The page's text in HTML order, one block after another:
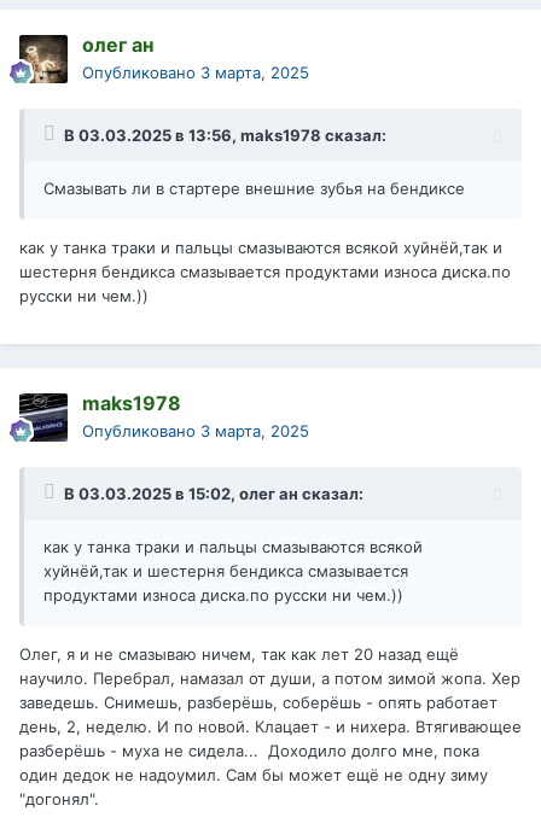
олег ан
Опубликовано 3 марта, 2025
В 03.03.2025 в 13:56, maks1978 сказал:
Смазывать ли в стартере внешние зубья на бендиксе
как у танка траки и пальцы смазываются всякой хуйнёй,так и
шестерня бендикса смазывается продуктами износа диска.по
русски ни чем.))
maks1978
Опубликовано 3 марта, 2025
В 03.03.2025 в 15:02, олег ан сказал:
как у танка траки и пальцы смазываются всякой
хуйнёй,так и шестерня бендикса смазывается
продуктами износа диска.по русски ни чем.))
Олег, я и не смазываю ничем, так как лет 20 назад ещё
научило. Перебрал, намазал от души, а потом зимой жопа. Хер
заведешь. Снимешь, разберёшь, соберёшь - опять работает
день, 2, неделю. И по новой. Клацает - и нихера. Втягивающее
разберёшь - муха не сидела... Доходило долго мне, пока
один дедок не надоумил. Сам бы может ещё не одну зиму
"догонял".